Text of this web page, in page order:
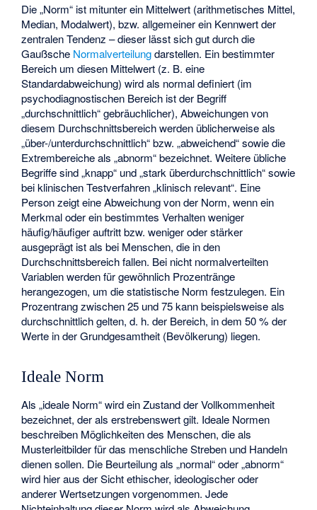
Die „Norm“ ist mitunter ein Mittelwert (arithmetisches Mittel,
Median, Modalwert), bzw. allgemeiner ein Kennwert der
zentralen Tendenz – dieser lässt sich gut durch die
Gaußsche Normalverteilungdarstellen. Ein bestimmter
Bereich um diesen Mittelwert (z. B. eine
Standardabweichung) wird als normal definiert (im
psychodiagnostischen Bereich ist der Begriff
„durchschnittlich“ gebräuchlicher), Abweichungen von
diesem Durchschnittsbereich werden üblicherweise als
„über-/unterdurchschnittlich“ bzw. „abweichend“ sowie die
Extrembereiche als „abnorm“ bezeichnet. Weitere übliche
Begriffe sind „knapp“ und „stark überdurchschnittlich“ sowie
bei klinischen Testverfahren „klinisch relevant“. Eine
Person zeigt eine Abweichung von der Norm, wenn ein
Merkmal oder ein bestimmtes Verhalten weniger
häufig/häufiger auftritt bzw. weniger oder stärker
ausgeprägt ist als bei Menschen, die in den
Durchschnittsbereich fallen. Bei nicht normalverteilten
Variablen werden für gewöhnlich Prozentränge
herangezogen, um die statistische Norm festzulegen. Ein
Prozentrang zwischen 25 und 75 kann beispielsweise als
durchschnittlich gelten, d. h. der Bereich, in dem 50 % der
Werte in der Grundgesamtheit (Bevölkerung) liegen.
Ideale Norm
Als „ideale Norm“ wird ein Zustand der Vollkommenheit
bezeichnet, der als erstrebenswert gilt. Ideale Normen
beschreiben Möglichkeiten des Menschen, die als
Musterleitbilder für das menschliche Streben und Handeln
dienen sollen. Die Beurteilung als „normal“ oder „abnorm“
wird hier aus der Sicht ethischer, ideologischer oder
anderer Wertsetzungen vorgenommen. Jede